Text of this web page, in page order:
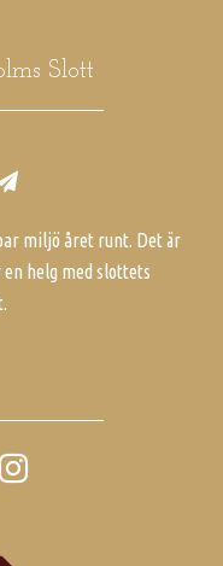
Slott
miljö året runt. Det är
helg med slottets